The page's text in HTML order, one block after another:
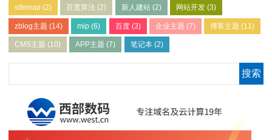
sitemap (2) 百度算法 (2) 新人建站(2) 网站开发(3)
zblog主题 (14) mip (6) 百度(3) 企业主题 (7) 博客主题 (11)
CMS主题 (10) APP主题 (7) 笔记本(2)